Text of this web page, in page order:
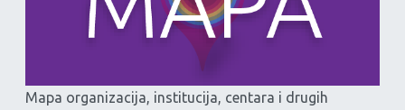
Mapa organizacija, institucija, centara i drugih